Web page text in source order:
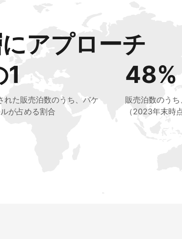
アプローチ
れた販売泊数のうち、バケ
が占める割合
48%
販売泊数のう
（2023年末時点